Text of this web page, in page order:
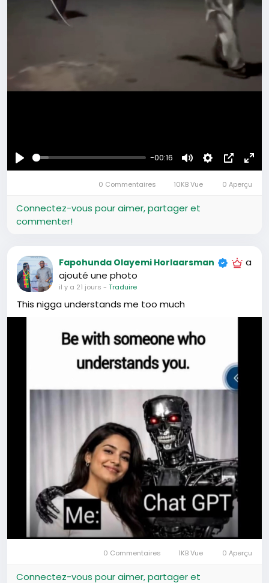
Se
-00:16
MuetSettings
Image
dans
Plein
0 Commentaires 10KB Vue 0 Aperçu
Connectez-vous pour aimer, partager et
commenter!
Fapohunda Olayemi Horlaarsman
a
ajouté une photo
il y a 21 jours - Traduire
This nigga understands me too much
0 Commentaires 1KB Vue 0 Aperçu
Connectez-vous pour aimer, partager et